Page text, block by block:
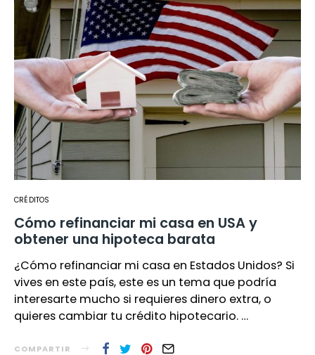
CRÉDITOS
Cómo refinanciar mi casa en USA y
obtener una hipoteca barata
¿Cómo refinanciar mi casa en Estados Unidos? Si
vives en este país, este es un tema que podría
interesarte mucho si requieres dinero extra, o
quieres cambiar tu crédito hipotecario. …
COMPARTIR